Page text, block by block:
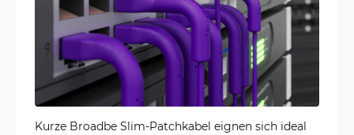
Kurze Broadbe Slim-Patchkabel eignen sich ideal